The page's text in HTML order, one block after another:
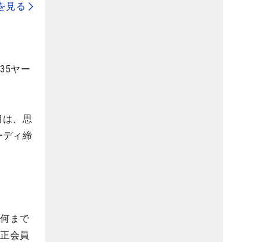
見る
ヤー
、思
ディ締
まで
会員